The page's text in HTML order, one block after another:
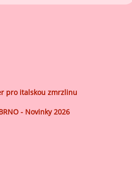
pro italskou zmrzlinu
- Novinky 2026